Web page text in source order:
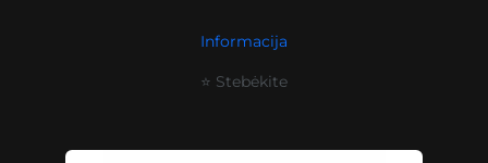
Informacija
⭐ Stebėkite